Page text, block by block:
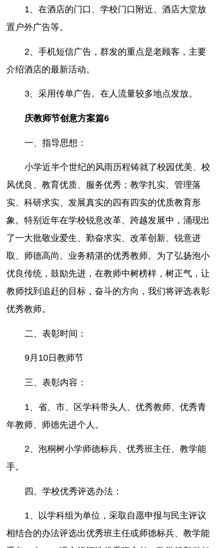
1、在酒店的门口、学校门口附近、酒店大堂放
置户外广告等。
2、手机短信广告，群发的重点是老顾客，主要
介绍酒店的最新活动。
3、采用传单广告。在人流量较多地点发放。
庆教师节创意方案篇6
一、指导思想：
小学近半个世纪的风雨历程铸就了校园优美、校
风优良、教育优质、服务优秀；教学扎实、管理落
实、科研求实、发展真实的四有四实的优质教育形
象。特别近年在学校锐意改革、跨越发展中，涌现出
了一大批敬业爱生、勤奋求实、改革创新、锐意进
取、师德高尚、业务精湛的优秀教师。为了弘扬泡小
优良传统，鼓励先进，在教师中树榜样，树正气，让
教师找到追赶的目标，奋斗的方向，我们将评选表彰
优秀教师。
二、表彰时间：
9月10日教师节
三、表彰内容：
1、省、市、区学科带头人、优秀教师、优秀青
年教师、师德先进个人。
2、泡桐树小学师德标兵、优秀班主任、教学能
手。
四、学校优秀评选办法：
1、以学科组为单位，采取自愿申报与民主评议
相结合的办法评选出优秀班主任或师德标兵、教学能